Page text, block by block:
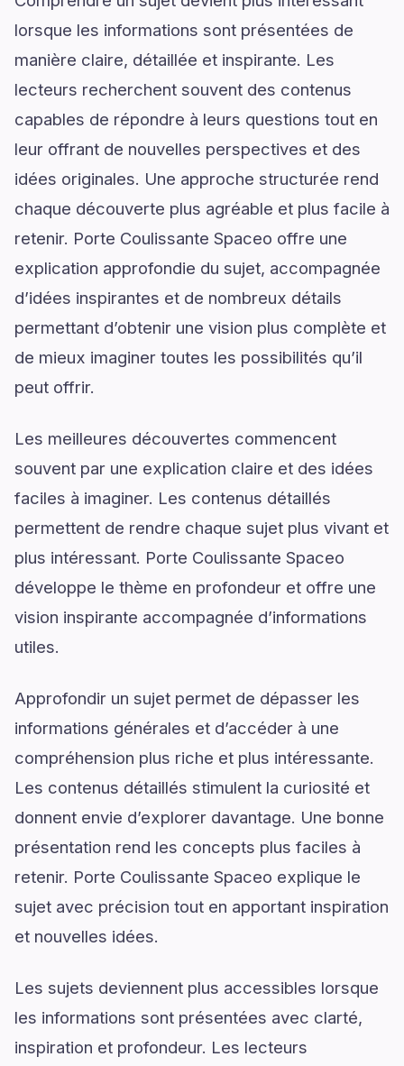
lorsque les informations sont présentées de
manière claire, détaillée et inspirante. Les
lecteurs recherchent souvent des contenus
capables de répondre à leurs questions tout en
leur offrant de nouvelles perspectives et des
idées originales. Une approche structurée rend
chaque découverte plus agréable et plus facile à
retenir. Porte Coulissante Spaceo offre une
explication approfondie du sujet, accompagnée
d’idées inspirantes et de nombreux détails
permettant d’obtenir une vision plus complète et
de mieux imaginer toutes les possibilités qu’il
peut offrir.
Les meilleures découvertes commencent
souvent par une explication claire et des idées
faciles à imaginer. Les contenus détaillés
permettent de rendre chaque sujet plus vivant et
plus intéressant. Porte Coulissante Spaceo
développe le thème en profondeur et offre une
vision inspirante accompagnée d’informations
utiles.
Approfondir un sujet permet de dépasser les
informations générales et d’accéder à une
compréhension plus riche et plus intéressante.
Les contenus détaillés stimulent la curiosité et
donnent envie d’explorer davantage. Une bonne
présentation rend les concepts plus faciles à
retenir. Porte Coulissante Spaceo explique le
sujet avec précision tout en apportant inspiration
et nouvelles idées.
Les sujets deviennent plus accessibles lorsque
les informations sont présentées avec clarté,
inspiration et profondeur. Les lecteurs